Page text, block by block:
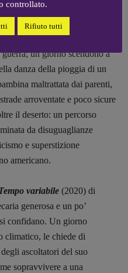
Guardia nazionale. I
e poi messa da
dell’esercito che si è
un giorno scendono a
danza della pioggia di un
maltrattata dai parenti,
arroventate e poco sicure
il deserto: un percorso
da disuguaglianze
e superstizione
americano.
variabile (2020) di
generosa e un po’
confidano. Un giorno
climatico, le chiede di
ascoltatori del suo
sopravvivere a una
controllato.
Rifiuto tutti